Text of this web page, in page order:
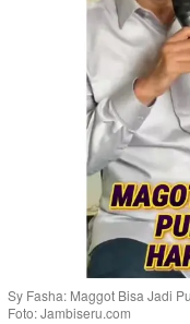
Sy Fasha: Maggot Bisa Jadi
Foto: Jambiseru.com